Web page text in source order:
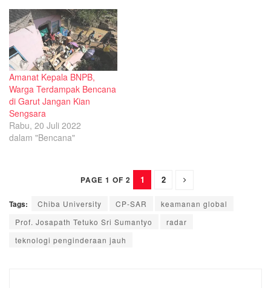
Amanat Kepala BNPB,
Warga Terdampak Bencana
di Garut Jangan Kian
Sengsara
Rabu, 20 Juli 2022
dalam "Bencana"
PAGE 1 OF 2 1 2
Tags: Chiba University CP-SAR
keamanan global
Prof. Josapath Tetuko Sri Sumantyo
radar
teknologi penginderaan jauh